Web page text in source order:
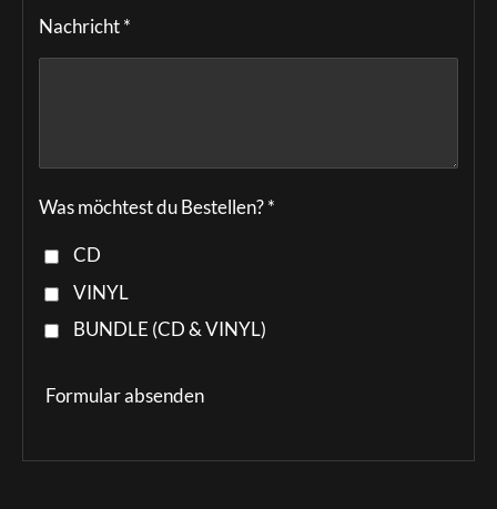
Nachricht *
Was möchtest du Bestellen? *
CD
VINYL
BUNDLE (CD & VINYL)
Formular absenden